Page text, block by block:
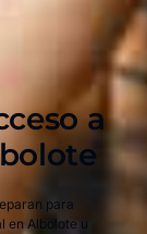
a
para
en Albolote u